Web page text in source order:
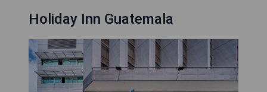
Holiday Inn Guatemala